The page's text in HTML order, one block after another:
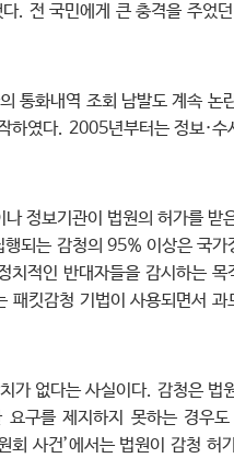
. 전 국민에게 큰 충격을 주었
통화내역 조회 남발도 계속 논
하였다. 2005년부터는 정보·수
정보기관이 법원의 허가를 받
되는 감청의 95% 이상은 국가
치적인 반대자들을 감시하는 목
패킷감청 기법이 사용되면서 과
가 없다는 사실이다. 감청은 법
구를 제지하지 못하는 경우
사건’에서는 법원이 감청 허